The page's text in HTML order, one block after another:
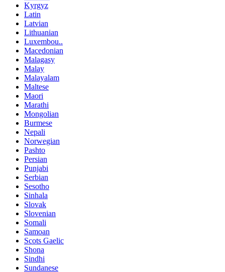
Kyrgyz
Latin
Latvian
Lithuanian
Luxembou..
Macedonian
Malagasy
Malay
Malayalam
Maltese
Maori
Marathi
Mongolian
Burmese
Nepali
Norwegian
Pashto
Persian
Punjabi
Serbian
Sesotho
Sinhala
Slovak
Slovenian
Somali
Samoan
Scots Gaelic
Shona
Sindhi
Sundanese